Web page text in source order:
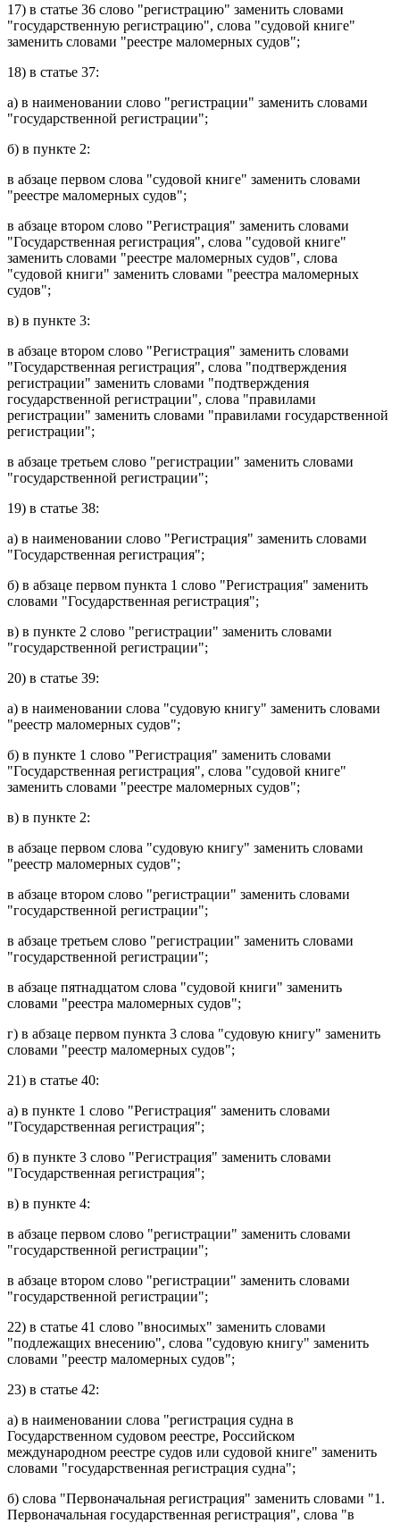
17) в статье 36 слово "регистрацию" заменить словами
"государственную регистрацию", слова "судовой книге"
заменить словами "реестре маломерных судов";
18) в статье 37:
а) в наименовании слово "регистрации" заменить словами
"государственной регистрации";
б) в пункте 2:
в абзаце первом слова "судовой книге" заменить словами
"реестре маломерных судов";
в абзаце втором слово "Регистрация" заменить словами
"Государственная регистрация", слова "судовой книге"
заменить словами "реестре маломерных судов", слова
"судовой книги" заменить словами "реестра маломерных
судов";
в) в пункте 3:
в абзаце втором слово "Регистрация" заменить словами
"Государственная регистрация", слова "подтверждения
регистрации" заменить словами "подтверждения
государственной регистрации", слова "правилами
регистрации" заменить словами "правилами государственной
регистрации";
в абзаце третьем слово "регистрации" заменить словами
"государственной регистрации";
19) в статье 38:
а) в наименовании слово "Регистрация" заменить словами
"Государственная регистрация";
б) в абзаце первом пункта 1 слово "Регистрация" заменить
словами "Государственная регистрация";
в) в пункте 2 слово "регистрации" заменить словами
"государственной регистрации";
20) в статье 39:
а) в наименовании слова "судовую книгу" заменить словами
"реестр маломерных судов";
б) в пункте 1 слово "Регистрация" заменить словами
"Государственная регистрация", слова "судовой книге"
заменить словами "реестре маломерных судов";
в) в пункте 2:
в абзаце первом слова "судовую книгу" заменить словами
"реестр маломерных судов";
в абзаце втором слово "регистрации" заменить словами
"государственной регистрации";
в абзаце третьем слово "регистрации" заменить словами
"государственной регистрации";
в абзаце пятнадцатом слова "судовой книги" заменить
словами "реестра маломерных судов";
г) в абзаце первом пункта 3 слова "судовую книгу" заменить
словами "реестр маломерных судов";
21) в статье 40:
а) в пункте 1 слово "Регистрация" заменить словами
"Государственная регистрация";
б) в пункте 3 слово "Регистрация" заменить словами
"Государственная регистрация";
в) в пункте 4:
в абзаце первом слово "регистрации" заменить словами
"государственной регистрации";
в абзаце втором слово "регистрации" заменить словами
"государственной регистрации";
22) в статье 41 слово "вносимых" заменить словами
"подлежащих внесению", слова "судовую книгу" заменить
словами "реестр маломерных судов";
23) в статье 42:
а) в наименовании слова "регистрация судна в
Государственном судовом реестре, Российском
международном реестре судов или судовой книге" заменить
словами "государственная регистрация судна";
б) слова "Первоначальная регистрация" заменить словами "1.
Первоначальная государственная регистрация", слова "в